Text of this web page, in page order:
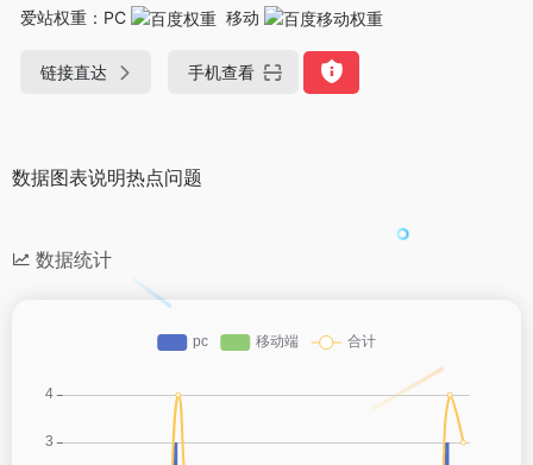
爱站权重： PC 移动
链接直达 手机查看
数据图表说明热点问题
数据统计